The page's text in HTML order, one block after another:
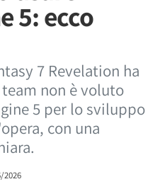
5: ecco
7 Revelation ha
non è voluto
5 per lo sviluppo
con una
2026